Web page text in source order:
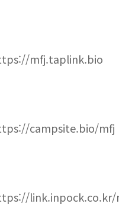
mfj.taplink.bio
campsite.bio/mfj
link.inpock.co.kr/